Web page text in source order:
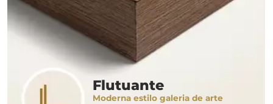
Flutuante
Moderna estilo galeria de arte